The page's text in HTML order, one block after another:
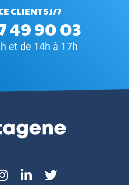
CLIENT 5J/7
49 90 03
et de 14h à 17h